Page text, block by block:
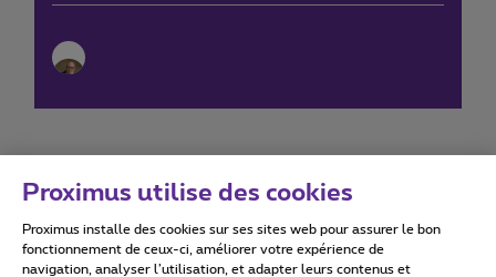
Conditions d'utilisation Accessibility statement
Proximus utilise des cookies
Proximus installe des cookies sur ses sites web pour assurer le bon
fonctionnement de ceux-ci, améliorer votre expérience de
navigation, analyser l’utilisation, et adapter leurs contenus et